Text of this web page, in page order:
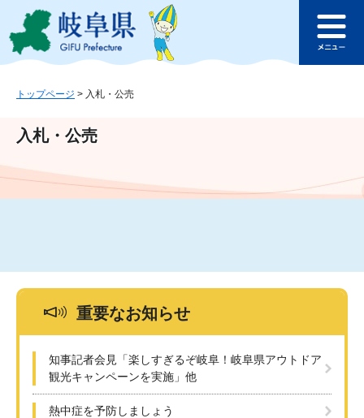
ジ
ュ
文
このページの本文へ
ュ
トップページ > 入札・公売
入札・公売
重要なお知らせ
知事記者会見「楽しすぎるぞ岐阜！岐阜県アウトドア
観光キャンペーンを実施」他
熱中症を予防しましょう